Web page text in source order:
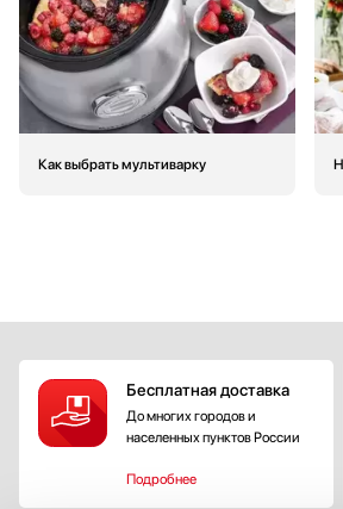
Как выбрать мультиварку
Бесплатная доставка
До многих городов и
населенных пунктов России
Подробнее